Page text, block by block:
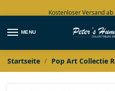
Kostenloser Versand ab
Große
MENU
Startseite / Pop Art Collectie